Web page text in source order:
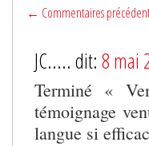
← Commentaires
JC..... dit: 8 mai
Terminé «
témoignage
langue si